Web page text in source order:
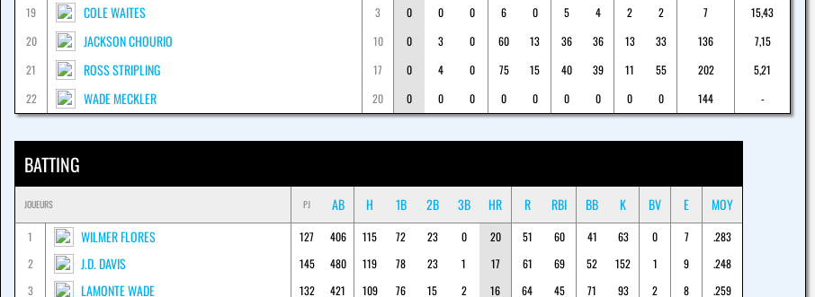
19
COLE WAITES 3 0 0 0 6 0 5 4 2 2 7
15,43
20
JACKSON CHOURIO 10 0 3 0 60 13 36 36 13 33 136
7,15
21
ROSS STRIPLING 17 0 4 0 75 15 40 39 11 55 202
5,21
22
WADE MECKLER 20 0 0 0 0 0 0 0 0 0 144 -
BATTING
JOUEURS PJ AB H 1B 2B 3B HR R RBI BB K BV E MOY
1 WILMER FLORES 127 406 115 72 23 0 20 51 60 41 63 0 7
.283
2
J.D. DAVIS 145 480 119 78 23 1 17 61 69 52 152 1 9
.248
3
LAMONTE WADE 132 421 109 76 15 2 16 64 45 71 93 2 8
.259